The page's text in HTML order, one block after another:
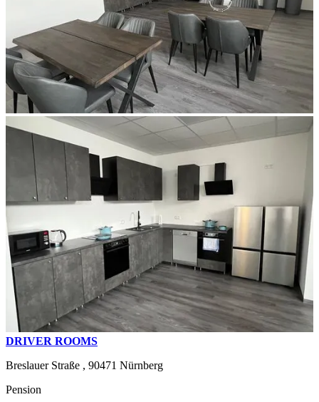
DRIVER ROOMS
Breslauer Straße , 90471 Nürnberg
Pension